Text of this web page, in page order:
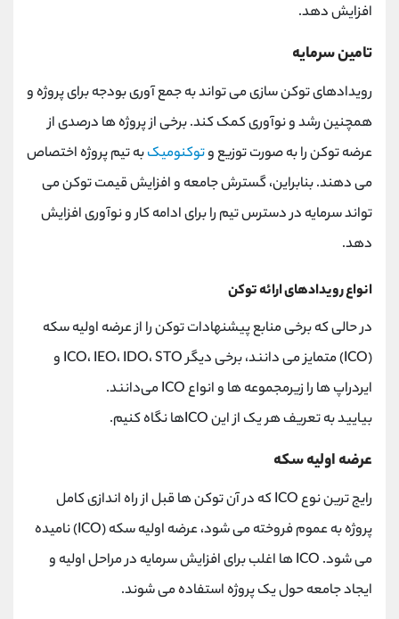
افزایش دهد.
تامین سرمایه
رویدادهای توکن ‌سازی می ‌تواند به جمع ‌آوری بودجه برای پروژه و
همچنین رشد و نوآوری کمک کند. برخی از پروژه ها درصدی از
عرضه توکن را به صورت توزیع وتوکنومیکبه تیم پروژه اختصاص
می دهند. بنابراین، گسترش جامعه و افزایش قیمت توکن می
تواند سرمایه در دسترس تیم را برای ادامه کار و نوآوری افزایش
دهد.
انواع رویدادهای ارائه توکن
در حالی که برخی منابع پیشنهادات توکن را از عرضه اولیه سکه
(ICO) متمایز می ‌دانند، برخی دیگر ICO، IEO، IDO، STO و
ایردراپ ها را زیرمجموعه‌ ها و انواع ICO می‌دانند.
بیایید به تعریف هر یک از این ICOها نگاه کنیم.
عرضه اولیه سکه
رایج ترین نوع ICO که در آن توکن ها قبل از راه اندازی کامل
پروژه به عموم فروخته می شود، عرضه اولیه سکه (ICO) نامیده
می شود. ICO ها اغلب برای افزایش سرمایه در مراحل اولیه و
ایجاد جامعه حول یک پروژه استفاده می شوند.